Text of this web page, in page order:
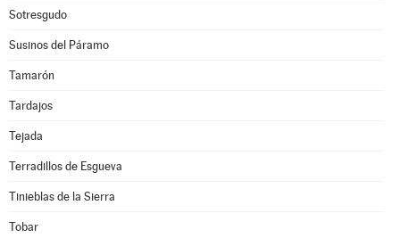
Sotresgudo
Susinos del Páramo
Tamarón
Tardajos
Tejada
Terradillos de Esgueva
Tinieblas de la Sierra
Tobar